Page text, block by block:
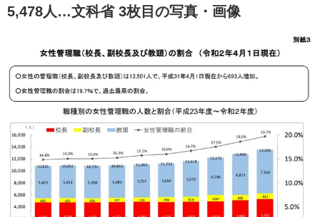
5,478人…文科省 3枚目の写真・画像